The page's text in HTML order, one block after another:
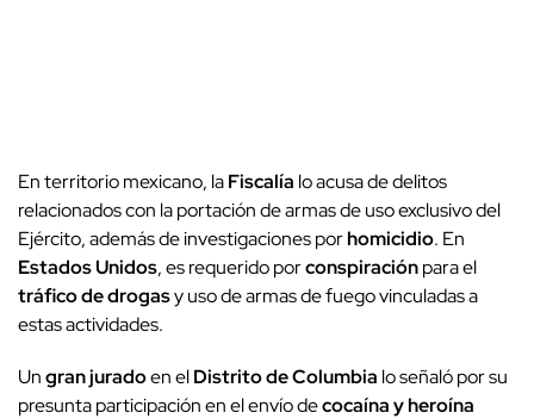
En territorio mexicano, laFiscalía lo acusa de delitos
relacionados con la portación de armas de uso exclusivo del
Ejército, además de investigaciones porhomicidio. En
Estados Unidos, es requerido porconspiraciónpara el
tráfico de drogasy uso de armas de fuego vinculadas a
estas actividades.
Ungran juradoen elDistrito de Columbia lo señaló por su
presunta participación en el envío decocaína y heroína